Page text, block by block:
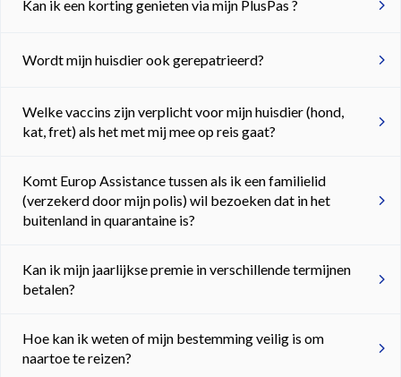
Kan ik een korting genieten via mijn PlusPas ?
Wordt mijn huisdier ook gerepatrieerd?
Welke vaccins zijn verplicht voor mijn huisdier (hond,
kat, fret) als het met mij mee op reis gaat?
Komt Europ Assistance tussen als ik een familielid
(verzekerd door mijn polis) wil bezoeken dat in het
buitenland in quarantaine is?
Kan ik mijn jaarlijkse premie in verschillende termijnen
betalen?
Hoe kan ik weten of mijn bestemming veilig is om
naartoe te reizen?